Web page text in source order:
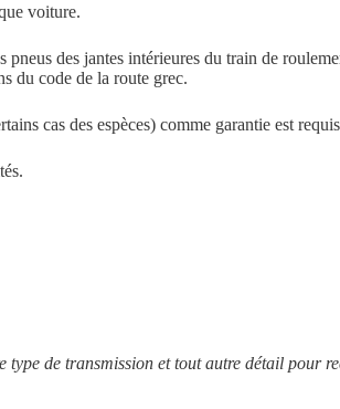
voiture.
des jantes intérieures du train de
du code de la route grec.
cas des espèces) comme garantie est
de transmission et tout autre détail pour